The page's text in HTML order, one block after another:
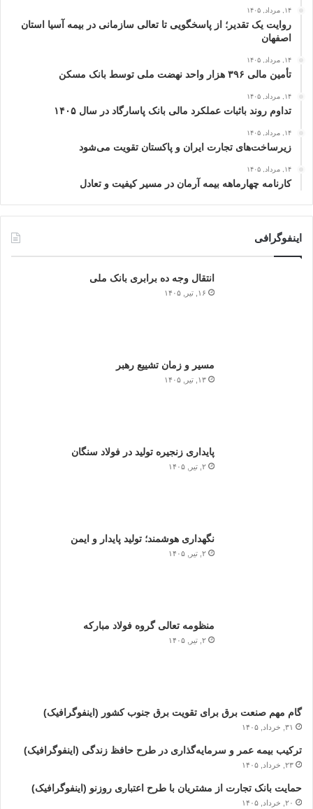
۱۴, مرداد, ۱۴۰۵
روایت یک تقدیر؛ از پاسخگویی تا تعالی سازمانی در بیمه آسیا استان
اصفهان
۱۴, مرداد, ۱۴۰۵
تأمین مالی ۳۹۶ هزار واحد نهضت ملی توسط بانک مسکن
۱۴, مرداد, ۱۴۰۵
تداوم روند باثبات عملکرد مالی بانک پاسارگاد در سال ۱۴۰۵
۱۴, مرداد, ۱۴۰۵
زیرساخت‌های تجارت ایران و پاکستان تقویت می‌شود
۱۴, مرداد, ۱۴۰۵
کارنامه چهارماهه بیمه آرمان در مسیر کیفیت و تعادل
اینفوگرافی
انتقال وجه ده برابری بانک ملی
۱۶, تیر, ۱۴۰۵
مسیر و زمان تشییع رهبر
۱۳, تیر, ۱۴۰۵
پایداری زنجیره تولید در فولاد سنگان
۲, تیر, ۱۴۰۵
نگهداری هوشمند؛ تولید پایدار و ایمن
۲, تیر, ۱۴۰۵
منظومه تعالی گروه فولاد مبارکه
۲, تیر, ۱۴۰۵
گام مهم صنعت برق برای تقویت برق جنوب کشور (اینفوگرافیک)
۳۱, خرداد, ۱۴۰۵
ترکیب بیمه عمر و سرمایه‌گذاری در طرح حافظ زندگی (اینفوگرافیک)
۲۳, خرداد, ۱۴۰۵
حمایت بانک تجارت از مشتریان با طرح اعتباری روزنو (اینفوگرافیک)
۲۰, خرداد, ۱۴۰۵